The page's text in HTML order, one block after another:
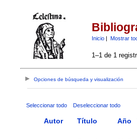
Inicio| Mostrar
1–1 de 1
Opciones de búsqueda y visualización
Seleccionar todo Deseleccionar todo
Autor Título Año